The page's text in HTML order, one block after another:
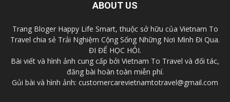
ABOUT US
Trang Bloger Happy Life Smart, thuộc sở hữu của Vietnam To
Travel chia sẻ Trải Nghiệm Cộng Sống Những Nơi Mình Đi Qua.
ĐI ĐỂ HỌC HỎI.
Bài viết và hình ảnh cung cấp bởi Vietnam To Travel và đối tác,
đăng bài hoàn toàn miễn phí.
Gủi bài và hình ảnh: customercarevietnamtotravel@gmail.com